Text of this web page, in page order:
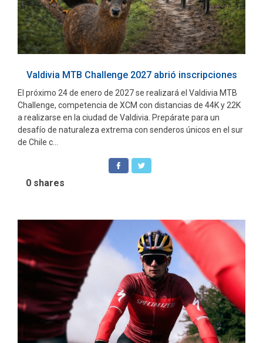
Valdivia MTB Challenge 2027 abrió inscripciones
El próximo 24 de enero de 2027 se realizará el Valdivia MTB
Challenge, competencia de XCM con distancias de 44K y 22K
a realizarse en la ciudad de Valdivia. Prepárate para un
desafío de naturaleza extrema con senderos únicos en el sur
de Chile c...
0 shares